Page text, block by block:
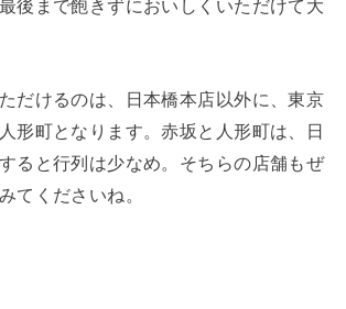
後まで飽きずにおいしくいただけて大
だけるのは、日本橋本店以外に、東京
形町となります。赤坂と人形町は、日
ると行列は少なめ。そちらの店舗もぜ
てくださいね。